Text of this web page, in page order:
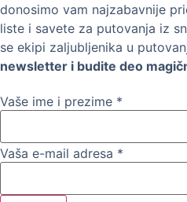
donosimo vam najzabavnije
liste i savete za putovanja iz
se ekipi zaljubljenika u
newsletter i budite deo
Vaše ime i prezime *
Vaša e-mail adresa *